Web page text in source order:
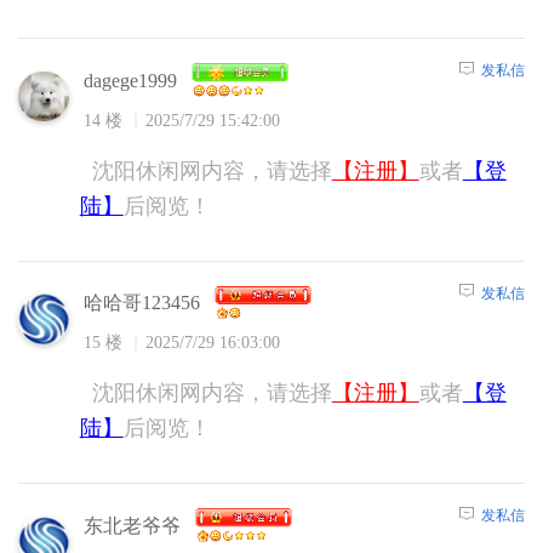
dagege1999
14 楼 2025/7/29 15:42:00
发私信
沈阳休闲网内容，请选择 【注册】 或者 【登
陆】
后阅览！
哈哈哥123456
15 楼 2025/7/29 16:03:00
发私信
沈阳休闲网内容，请选择 【注册】 或者 【登
陆】
后阅览！
东北老爷爷 发私信